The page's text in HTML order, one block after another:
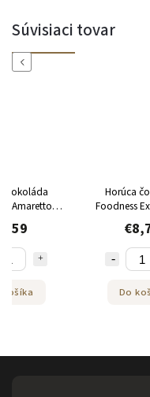
Súvisiaci tovar
Previous
čokoláda
Amaretto
košíka
Horúca
Foodness
Do